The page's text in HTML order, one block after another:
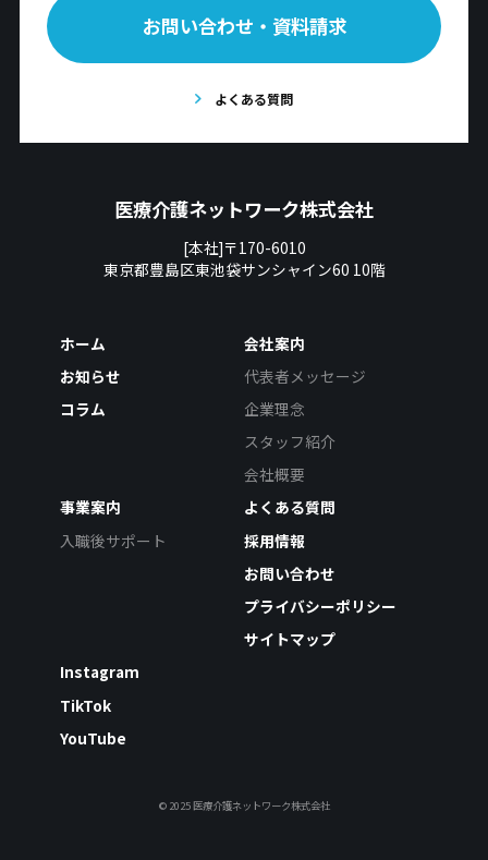
お問い合わせ・資料請求
よくある質問
医療介護ネットワーク株式会社
[本社]〒170-6010
東京都豊島区東池袋サンシャイン60 10階
ホーム
お知らせ
コラム
会社案内
代表者メッセージ
企業理念
スタッフ紹介
会社概要
事業案内
入職後サポート
よくある質問
採用情報
お問い合わせ
プライバシーポリシー
サイトマップ
Instagram
TikTok
YouTube
© 2025 医療介護ネットワーク株式会社